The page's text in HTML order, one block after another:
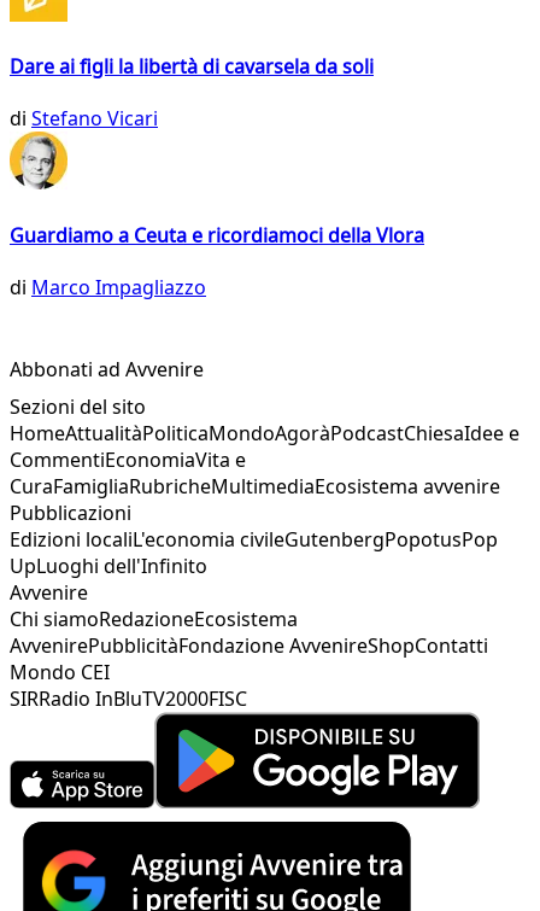
Dare ai figli la libertà di cavarsela da soli
di Stefano Vicari
Guardiamo a Ceuta e ricordiamoci della Vlora
di Marco Impagliazzo
Abbonati ad Avvenire
Sezioni del sito
HomeAttualitàPoliticaMondoAgoràPodcastChiesaIdee e
CommentiEconomiaVita e
CuraFamigliaRubricheMultimediaEcosistema avvenire
Pubblicazioni
Edizioni localiL'economia civileGutenbergPopotusPop
UpLuoghi dell'Infinito
Avvenire
Chi siamoRedazioneEcosistema
AvvenirePubblicitàFondazione AvvenireShopContatti
Mondo CEI
SIRRadio InBluTV2000FISC